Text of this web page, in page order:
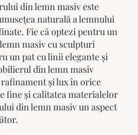
din lemn masiveste
naturală a lemnului
Fie că optezi pentru un
masiv cu sculpturi
un pat cu linii elegante și
din lemn masiv
rafinament și lux în orice
fine și calitatea materialelor
din lemn masiv un aspect